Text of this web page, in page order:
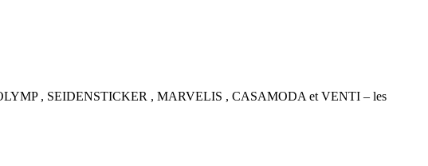
OLYMP , SEIDENSTICKER , MARVELIS , CASAMODA et VENTI – les